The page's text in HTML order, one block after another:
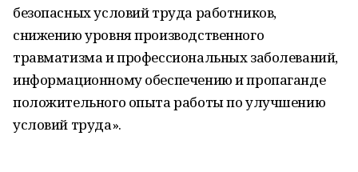
безопасных условий труда работников,
снижению уровня производственного
травматизма и профессиональных заболеваний,
информационному обеспечению и пропаганде
положительного опыта работы по улучшению
условий труда».